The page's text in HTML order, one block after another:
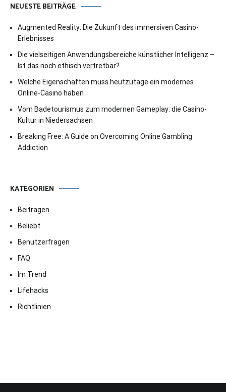
NEUESTE BEITRÄGE
Augmented Reality: Die Zukunft des immersiven Casino-
Erlebnisses
Die vielseitigen Anwendungsbereiche künstlicher Intelligenz –
Ist das noch ethisch vertretbar?
Welche Eigenschaften muss heutzutage ein modernes
Online-Casino haben
Vom Badetourismus zum modernen Gameplay: die Casino-
Kultur in Niedersachsen
Breaking Free: A Guide on Overcoming Online Gambling
Addiction
KATEGORIEN
Beitragen
Beliebt
Benutzerfragen
FAQ
Im Trend
Lifehacks
Richtlinien